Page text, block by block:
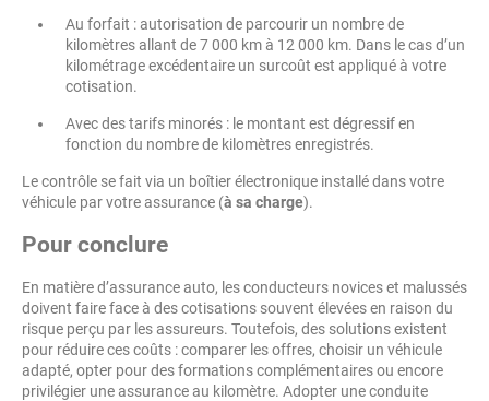
Au forfait : autorisation de parcourir un nombre de
kilomètres allant de 7 000 km à 12 000 km. Dans le cas d’un
kilométrage excédentaire un surcoût est appliqué à votre
cotisation.
Avec des tarifs minorés : le montant est dégressif en
fonction du nombre de kilomètres enregistrés.
Le contrôle se fait via un boîtier électronique installé dans votre
véhicule par votre assurance (à sa charge).
Pour conclure
En matière d’assurance auto, les conducteurs novices et malussés
doivent faire face à des cotisations souvent élevées en raison du
risque perçu par les assureurs. Toutefois, des solutions existent
pour réduire ces coûts : comparer les offres, choisir un véhicule
adapté, opter pour des formations complémentaires ou encore
privilégier une assurance au kilomètre. Adopter une conduite